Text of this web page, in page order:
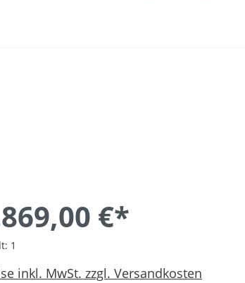
€*
1
inkl. MwSt. zzgl. Versandkosten